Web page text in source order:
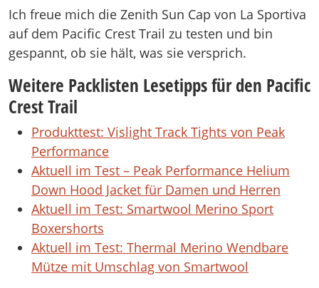
Ich freue mich die Zenith Sun Cap von La Sportiva
auf dem Pacific Crest Trail zu testen und bin
gespannt, ob sie hält, was sie versprich.
Weitere Packlisten Lesetipps für den Pacific
Crest Trail
Produkttest: Vislight Track Tights von Peak
Performance
Aktuell im Test – Peak Performance Helium
Down Hood Jacket für Damen und Herren
Aktuell im Test: Smartwool Merino Sport
Boxershorts
Aktuell im Test: Thermal Merino Wendbare
Mütze mit Umschlag von Smartwool